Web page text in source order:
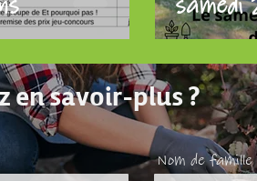
en savoir-plus ?
Nom de famille